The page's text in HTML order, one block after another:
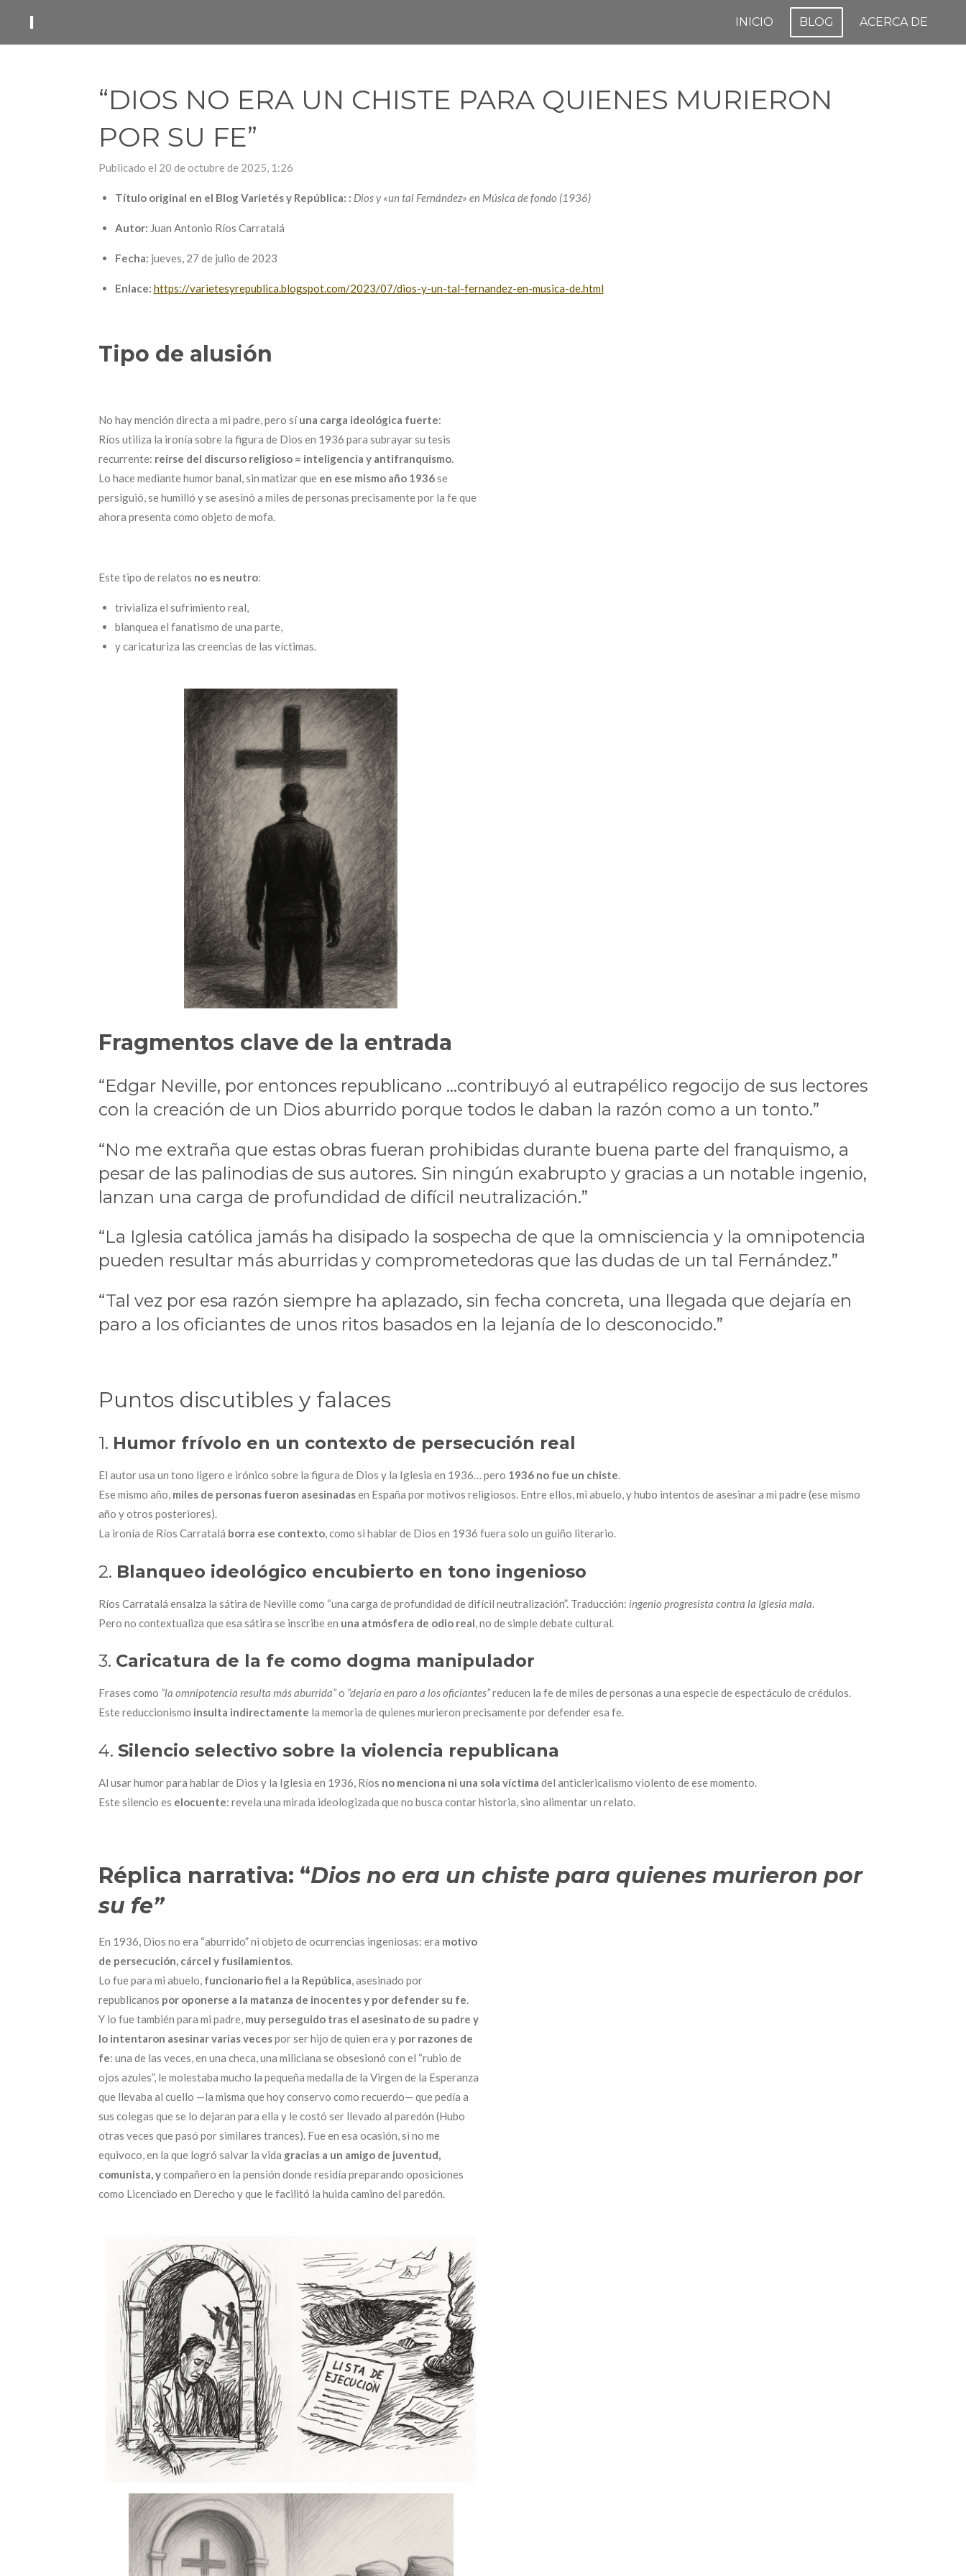
I INICIO BLOG ACERCA DE
“DIOS NO ERA UN CHISTE PARA QUIENES MURIERON
POR SU FE”
Publicado el 20 de octubre de 2025, 1:26
Título original en el Blog Varietés y República: : Dios y «un tal Fernández» en Música de fondo (1936)
Autor: Juan Antonio Ríos Carratalá
Fecha: jueves, 27 de julio de 2023
Enlace: https://varietesyrepublica.blogspot.com/2023/07/dios-y-un-tal-fernandez-en-musica-de.html
Tipo de alusión
No hay mención directa a mi padre, pero síuna carga ideológica fuerte:
Ríos utiliza la ironía sobre la figura de Dios en 1936 para subrayar su tesis
recurrente: reírse del discurso religioso = inteligencia y antifranquismo.
Lo hace mediante humor banal, sin matizar que en ese mismo año 1936se
persiguió, se humilló y se asesinó a miles de personas precisamente por la fe que
ahora presenta como objeto de mofa.
Este tipo de relatos no es neutro:
trivializa el sufrimiento real,
blanquea el fanatismo de una parte,
y caricaturiza las creencias de las víctimas.
Fragmentos clave de la entrada
“Edgar Neville, por entonces republicano ...contribuyó al eutrapélico regocijo de sus lectores
con la creación de un Dios aburrido porque todos le daban la razón como a un tonto.”
“No me extraña que estas obras fueran prohibidas durante buena parte del franquismo, a
pesar de las palinodias de sus autores. Sin ningún exabrupto y gracias a un notable ingenio,
lanzan una carga de profundidad de difícil neutralización.”
“La Iglesia católica jamás ha disipado la sospecha de que la omnisciencia y la omnipotencia
pueden resultar más aburridas y comprometedoras que las dudas de un tal Fernández.”
“Tal vez por esa razón siempre ha aplazado, sin fecha concreta, una llegada que dejaría en
paro a los oficiantes de unos ritos basados en la lejanía de lo desconocido.”
Puntos discutibles y falaces
1. Humor frívolo en un contexto de persecución real
El autor usa un tono ligero e irónico sobre la figura de Dios y la Iglesia en 1936… pero 1936 no fue un chiste.
Ese mismo año, miles de personas fueron asesinadasen España por motivos religiosos. Entre ellos, mi abuelo, y hubo intentos de asesinar a mi padre (ese mismo
año y otros posteriores).
La ironía de Ríos Carratalá borra ese contexto, como si hablar de Dios en 1936 fuera solo un guiño literario.
2. Blanqueo ideológico encubierto en tono ingenioso
Ríos Carratalá ensalza la sátira de Neville como “una carga de profundidad de difícil neutralización”. Traducción: ingenio progresista contra la Iglesia mala.
Pero no contextualiza que esa sátira se inscribe en una atmósfera de odio real, no de simple debate cultural.
3. Caricatura de la fe como dogma manipulador
Frases como “la omnipotencia resulta más aburrida”o “dejaría en paro a los oficiantes”reducen la fe de miles de personas a una especie de espectáculo de crédulos.
Este reduccionismo insulta indirectamente la memoria de quienes murieron precisamente por defender esa fe.
4. Silencio selectivo sobre la violencia republicana
Al usar humor para hablar de Dios y la Iglesia en 1936, Ríos no menciona ni una sola víctima del anticlericalismo violento de ese momento.
Este silencio es elocuente: revela una mirada ideologizada que no busca contar historia, sino alimentar un relato.
Réplica narrativa: “Dios no era un chiste para quienes murieron por
su fe”
En 1936, Dios no era “aburrido” ni objeto de ocurrencias ingeniosas: era motivo
de persecución, cárcel y fusilamientos.
Lo fue para mi abuelo, funcionario fiel a la República, asesinado por
republicanos por oponerse a la matanza de inocentesy por defender su fe.
Y lo fue también para mi padre, muy perseguido tras el asesinato de su padre y
lo intentaron asesinar varias vecespor ser hijo de quien era y por razones de
fe: una de las veces, en una checa, una miliciana se obsesionó con el “rubio de
ojos azules”, le molestaba mucho la pequeña medalla de la Virgen de la Esperanza
que llevaba al cuello —la misma que hoy conservo como recuerdo— que pedía a
sus colegas que se lo dejaran para ella y le costó ser llevado al paredón (Hubo
otras veces que pasó por similares trances). Fue en esa ocasión, si no me
equivoco, en la que logró salvar la vida gracias a un amigo de juventud,
comunista,ycompañero en la pensión donde residía preparando oposiciones
como Licenciado en Derecho y que le facilitó la huida camino del paredón.